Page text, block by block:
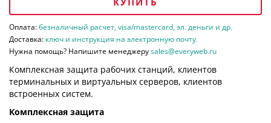
Оплата:безналичный расчет, visa/mastercard, эл. деньги и др.
Доставка: ключ и инструкция на электронную почту.
Нужна помощь? Напишите менеджеруsales@everyweb.ru
Комплексная защита рабочих станций, клиентов
терминальных и виртуальных серверов, клиентов
встроенных систем.
Комплексная защита